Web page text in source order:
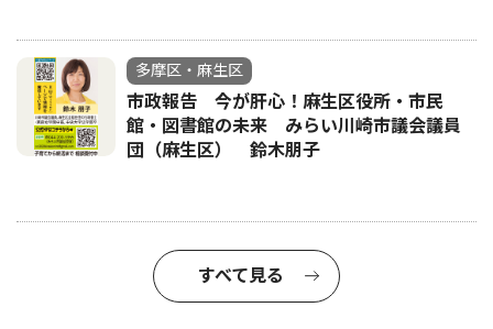
多摩区・麻生区
市政報告 今が肝心！麻生区役所・市民
館・図書館の未来 みらい川崎市議会議員
団（麻生区） 鈴木朋子
すべて見る